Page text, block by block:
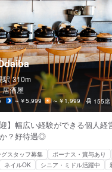
駅 310m
酒屋
～￥5,999 ～￥1,999 155席
】幅広い経験ができる個人経
？好待遇◎
スタッフ募集 ボーナス・賞与あり
ネイルOK シニア・ミドル活躍中